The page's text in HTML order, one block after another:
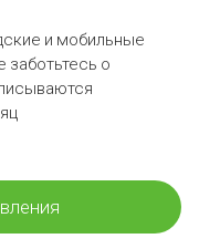
и мобильные
о